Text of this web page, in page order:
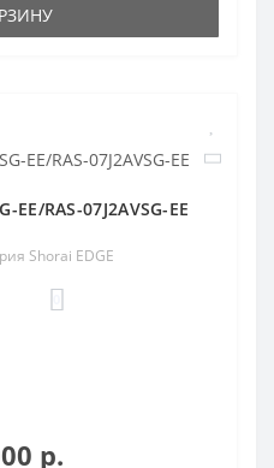
EE/RAS-07J2AVSG-EE
Shorai EDGE
р.